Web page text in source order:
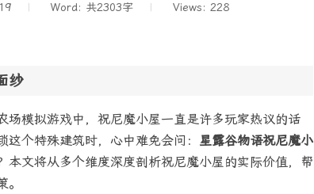
Word: 共2303字 Views: 228
纱
场模拟游戏中，祝尼魔小屋一直是许多玩家热议的话
个特殊建筑时，心中难免会问： 星露谷物语祝尼魔小
本文将从多个维度深度剖析祝尼魔小屋的实际价值，帮